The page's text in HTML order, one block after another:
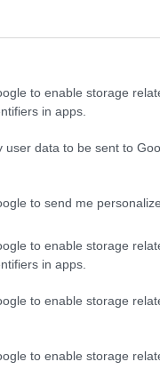
to enable storage
in apps.
user data to be sent to
to send me
to enable storage
in apps.
to enable storage
to enable storage
την ύλη και τα
πρόγραμμα
ο μεγαλύτερος
ενηλίκων για το
με ερωτήσεις -